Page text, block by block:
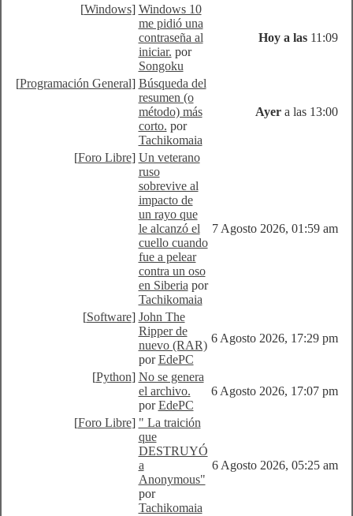
[Windows] Windows 10
me pidió una
contraseña al
iniciar. por
Songoku
Hoy a las11:09
[Programación General] Búsqueda del
resumen (o
método) más
corto. por
Tachikomaia
Ayera las 13:00
[Foro Libre] Un veterano
ruso
sobrevive al
impacto de
un rayo que
le alcanzó el
cuello cuando
fue a pelear
contra un oso
en Siberia por
Tachikomaia
7 Agosto 2026, 01:59 am
[Software] John The
Ripper de
nuevo (RAR)
porEdePC
6 Agosto 2026, 17:29 pm
[Python] No se genera
el archivo.
porEdePC
6 Agosto 2026, 17:07 pm
[Foro Libre] " La traición
que
DESTRUYÓ
a
Anonymous"
por
Tachikomaia
6 Agosto 2026, 05:25 am